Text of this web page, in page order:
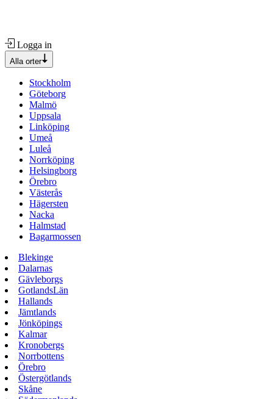
Logga in
Alla orter
Stockholm
Göteborg
Malmö
Uppsala
Linköping
Umeå
Luleå
Norrköping
Helsingborg
Örebro
Västerås
Hägersten
Nacka
Halmstad
Bagarmossen
Blekinge
Dalarnas
Gävleborgs
GotlandsLän
Hallands
Jämtlands
Jönköpings
Kalmar
Kronobergs
Norrbottens
Örebro
Östergötlands
Skåne